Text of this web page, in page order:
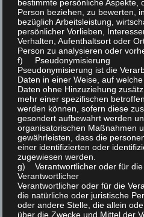
VERANSTALTUNGSORT
Sport- und Festhalle Bodenheim.
Laubenheimer Straße
Bodenheim, 55294 Google Karte
Mitgliederversammlung
bestimmte persönliche Aspekte,
Person beziehen, zu bewerten,
bezüglich Arbeitsleistung,
persönlicher Vorlieben,
Verhalten, Aufenthaltsort oder
Person zu analysieren oder
f) Pseudonymisierung
Pseudonymisierung ist die
Daten in einer Weise, auf
Daten ohne Hinzuziehung
mehr einer spezifischen
werden können, sofern diese
gesondert aufbewahrt werden
organisatorischen Maßnahmen
gewährleisten, dass die
einer identifizierten oder
zugewiesen werden.
g) Verantwortlicher oder für die
Verantwortlicher
Verantwortlicher oder für die
die natürliche oder juristische
oder andere Stelle, die allein
über die Zwecke und Mittel der